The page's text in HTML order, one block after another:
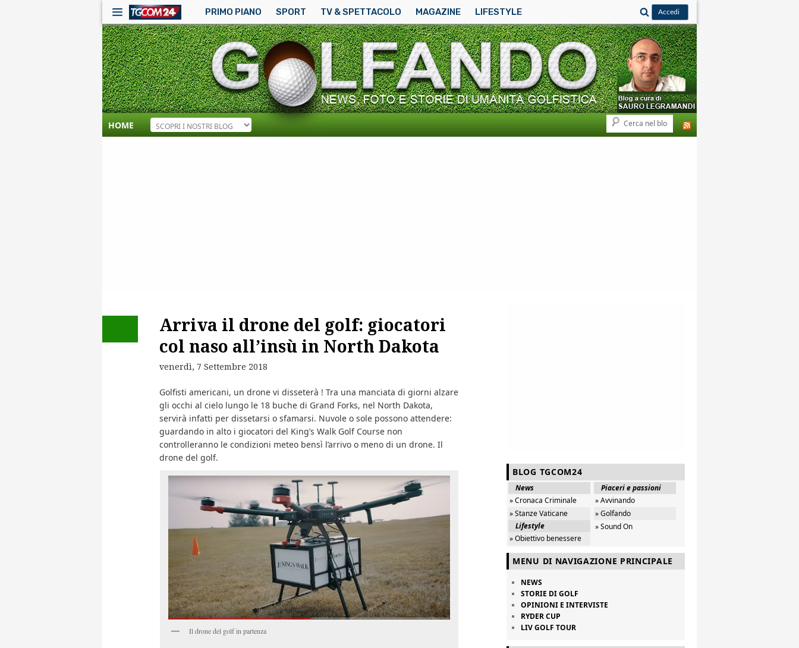
PRIMO PIANO SPORT TV & SPETTACOLO MAGAZINE LIFESTYLE
Cerca
HOME
Arriva il drone del golf: giocatori
col naso all’insù in North Dakota
venerdì, 7 Settembre 2018
Golfisti americani, un drone vi disseterà ! Tra una manciata di giorni alzare
gli occhi al cielo lungo le 18 buche di Grand Forks, nel North Dakota,
servirà infatti per dissetarsi o sfamarsi. Nuvole o sole possono attendere:
guardando in alto i giocatori del King’s Walk Golf Course non
controlleranno le condizioni meteo bensì l’arrivo o meno di un drone. Il
drone del golf.
Il drone del golf in partenza
BLOG TGCOM24
News
» Cronaca Criminale
» Stanze Vaticane
Lifestyle
» Obiettivo benessere
Piaceri e passioni
» Avvinando
» Golfando
» Sound On
MENU DI NAVIGAZIONE PRINCIPALE
NEWS
STORIE DI GOLF
OPINIONI E INTERVISTE
RYDER CUP
LIV GOLF TOUR